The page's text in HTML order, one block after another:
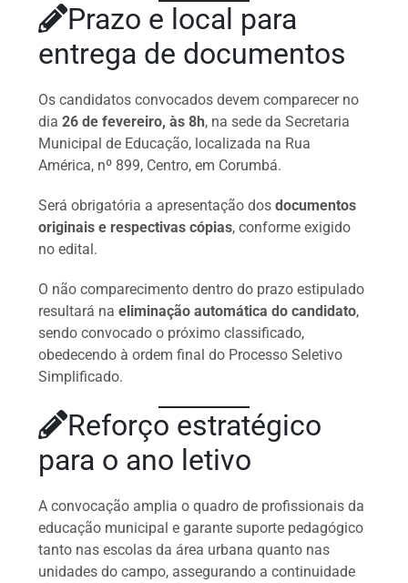
Prazo e local para
entrega de documentos
Os candidatos convocados devem comparecer no
dia26 de fevereiro, às 8h, na sede da Secretaria
Municipal de Educação, localizada na Rua
América, nº 899, Centro, em Corumbá.
Será obrigatória a apresentação dosdocumentos
originais e respectivas cópias, conforme exigido
no edital.
O não comparecimento dentro do prazo estipulado
resultará naeliminação automática do candidato,
sendo convocado o próximo classificado,
obedecendo à ordem final do Processo Seletivo
Simplificado.
Reforço estratégico
para o ano letivo
A convocação amplia o quadro de profissionais da
educação municipal e garante suporte pedagógico
tanto nas escolas da área urbana quanto nas
unidades do campo, assegurando a continuidade